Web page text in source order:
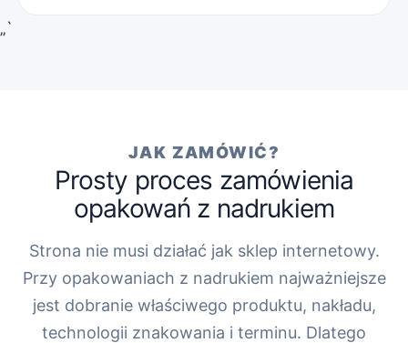
„`
JAK ZAMÓWIĆ?
Prosty proces zamówienia
opakowań z nadrukiem
Strona nie musi działać jak sklep internetowy.
Przy opakowaniach z nadrukiem najważniejsze
jest dobranie właściwego produktu, nakładu,
technologii znakowania i terminu. Dlatego